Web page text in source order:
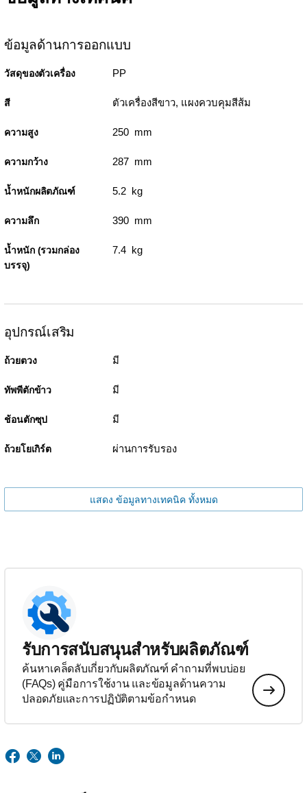
ข้อมูลด้านการออกแบบ
วัสดุของตัวเครื่อง PP
สี ตัวเครื่องสีขาว, แผงควบคุมสีส้ม
ความสูง 250 mm
ความกว้าง 287 mm
น้ำหนักผลิตภัณฑ์ 5.2 kg
ความลึก 390 mm
น้ำหนัก (รวมกล่อง
บรรจุ)
7.4 kg
อุปกรณ์เสริม
ถ้วยตวง มี
ทัพพีตักข้าว มี
ช้อนตักซุป มี
ถ้วยโยเกิร์ต ผ่านการรับรอง
แสดง ข้อมูลทางเทคนิค ทั้งหมด
รับการสนับสนุนสำหรับผลิตภัณฑ์
ค้นหาเคล็ดลับเกี่ยวกับผลิตภัณฑ์ คำถามที่พบบ่อย
(FAQs) คู่มือการใช้งาน และข้อมูลด้านความ
ปลอดภัยและการปฏิบัติตามข้อกำหนด